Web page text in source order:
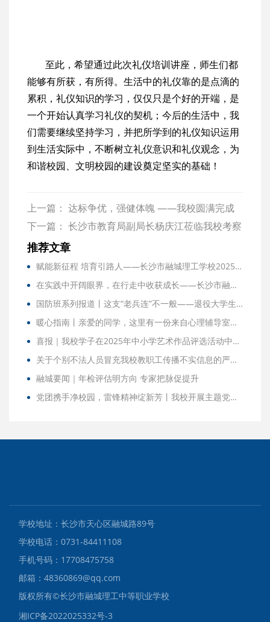
至此，希望通过此次礼仪培训讲座，师生们都
能够有所获，有所得。生活中的礼仪靠的是点滴的
累积，礼仪知识的学习，仅仅只是个好的开端，是
一个开始认真学习礼仪的契机；今后的生活中，我
们需要继续坚持学习，并把所学到的礼仪知识运用
到生活实际中，不断树立礼仪意识和礼仪观念，为
和谐校园、文明校园的建设奠定坚实的基础！
上一篇： 达标争优，强健体魄 ——我校圆满完成
2021年秋季体质健康测试
下一篇： 长沙市教育局副局长杨庆江莅临我校考察
指导工作
推荐文章
赋能新征程 培育引路人——长沙市融城理工学校2025年秋季学期新班主任专项培训开班
在实践中开阔眼界，在行走中收获成长——长沙市融城理工中等职业学校2026年春季研学实践活动侧记
国防班系列报道丨这支“老兵连”不一般——退役大学生士兵当教官，是学长也是榜样，很多人居然不知道
暖心指南丨亲爱的同学，这里有一份来自心理辅导室的“心灵使用说明书”，请查收！
喜报｜我校学子在2025年中小学艺术作品评选活动中斩获多个奖项
关于个别不法人员冒充我校教职工传播不实信息的严正声明
融城要闻｜年检评估明方向 专家把脉促提升
党团携手净校园，雷锋精神绽新芳丨我校开展主题党团共建志愿服务活动
学校地址：长沙市天心区融城路89号
学校电话：0731-84411108
手机号码：17708475758
邮箱：48360869@qq.com
版权所有©️长沙市融城理工中等职业学校
湘ICP备2022025332号-3